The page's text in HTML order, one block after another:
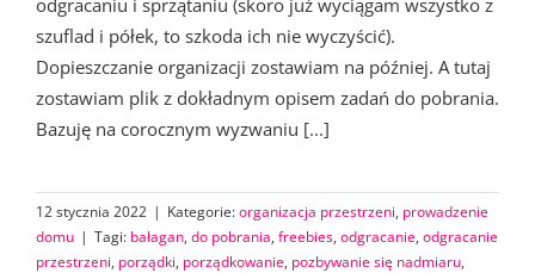
odgracaniu i sprzątaniu (skoro już wyciągam wszystko z
szuflad i półek, to szkoda ich nie wyczyścić).
Dopieszczanie organizacji zostawiam na później. A tutaj
zostawiam plik z dokładnym opisem zadań do pobrania.
Bazuję na corocznym wyzwaniu [...]
12 stycznia 2022 | Kategorie:organizacja przestrzeni, prowadzenie
domu | Tagi: bałagan, do pobrania, freebies, odgracanie, odgracanie
przestrzeni, porządki, porządkowanie, pozbywanie się nadmiaru,